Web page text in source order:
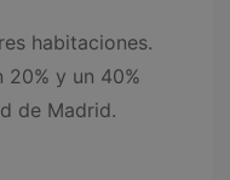
habitaciones.
20% y un 40%
de Madrid.